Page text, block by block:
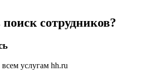
сотрудников?
услугам hh.ru